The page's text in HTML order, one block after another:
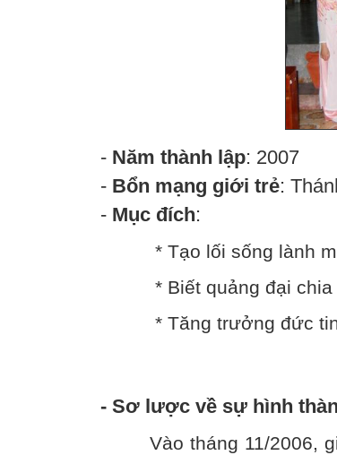
- Năm thành lập: 2007
- Bổn mạng giới trẻ:
- Mục đích:
* Tạo lối sống lành
* Biết quảng đại
* Tăng trưởng đức
- Sơ lược về sự hình
Vào tháng 11/2006,